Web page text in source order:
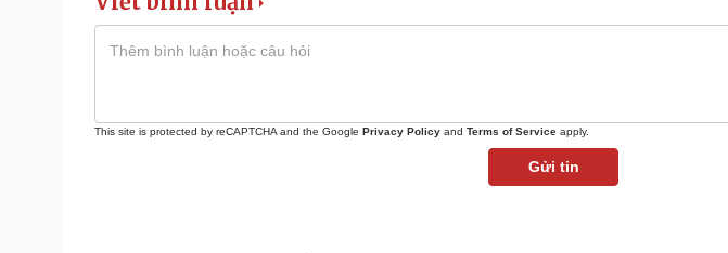
This site is protected by reCAPTCHA and the Google Privacy Policy and Terms of Service apply.
Gửi tin